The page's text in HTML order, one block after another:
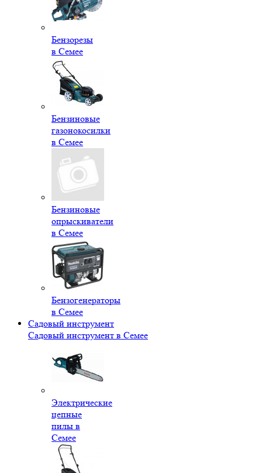
Бензорезы
в Семее
Бензиновые
газонокосилки
в Семее
Бензиновые
опрыскиватели
в Семее
Бензогенераторы
в Семее
Садовый инструмент
Садовый инструмент в Семее
Электрические
цепные
пилы в
Семее